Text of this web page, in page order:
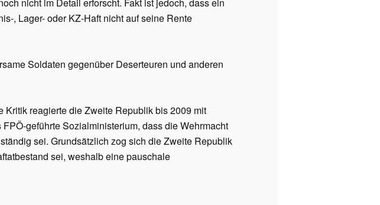
, Lager- oder KZ-Haft nicht auf seine Rente
Soldaten gegenüber Deserteuren und anderen
reagierte die Zweite Republik bis 2009 mit
geführte Sozialministerium, dass die Wehrmacht
sei. Grundsätzlich zog sich die Zweite Republik
sei, weshalb eine pauschale